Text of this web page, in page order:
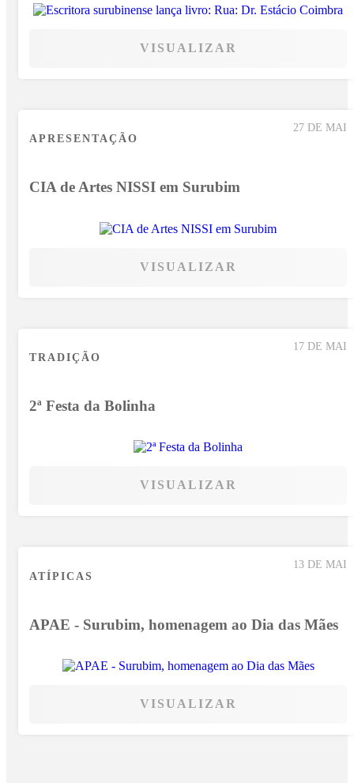
VISUALIZAR
27 DE MAI
APRESENTAÇÃO
CIA de Artes NISSI em Surubim
VISUALIZAR
17 DE MAI
TRADIÇÃO
2ª Festa da Bolinha
VISUALIZAR
13 DE MAI
ATÍPICAS
APAE - Surubim, homenagem ao Dia das Mães
VISUALIZAR